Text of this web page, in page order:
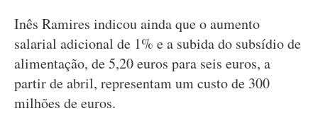
Inês Ramires indicou ainda que o aumento
salarial adicional de 1% e a subida do subsídio de
alimentação, de 5,20 euros para seis euros, a
partir de abril, representam um custo de 300
milhões de euros.